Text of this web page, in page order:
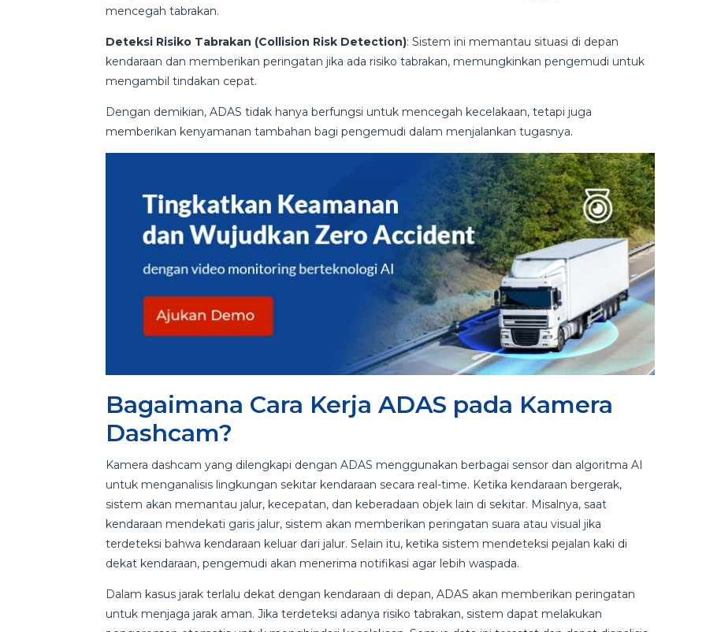
mencegah tabrakan.
Deteksi Risiko Tabrakan (Collision Risk Detection): Sistem ini memantau situasi di depan
kendaraan dan memberikan peringatan jika ada risiko tabrakan, memungkinkan pengemudi untuk
mengambil tindakan cepat.
Dengan demikian, ADAS tidak hanya berfungsi untuk mencegah kecelakaan, tetapi juga
memberikan kenyamanan tambahan bagi pengemudi dalam menjalankan tugasnya.
Bagaimana Cara Kerja ADAS pada Kamera
Dashcam?
Kamera dashcam yang dilengkapi dengan ADAS menggunakan berbagai sensor dan algoritma AI
untuk menganalisis lingkungan sekitar kendaraan secara real-time. Ketika kendaraan bergerak,
sistem akan memantau jalur, kecepatan, dan keberadaan objek lain di sekitar. Misalnya, saat
kendaraan mendekati garis jalur, sistem akan memberikan peringatan suara atau visual jika
terdeteksi bahwa kendaraan keluar dari jalur. Selain itu, ketika sistem mendeteksi pejalan kaki di
dekat kendaraan, pengemudi akan menerima notifikasi agar lebih waspada.
Dalam kasus jarak terlalu dekat dengan kendaraan di depan, ADAS akan memberikan peringatan
untuk menjaga jarak aman. Jika terdeteksi adanya risiko tabrakan, sistem dapat melakukan